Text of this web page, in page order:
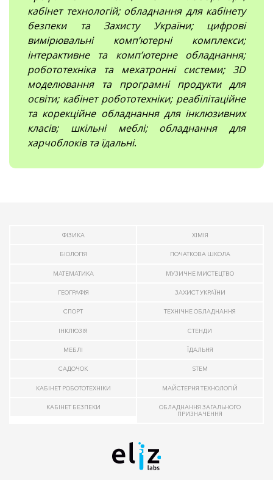
кабінет технологій; обладнання для кабінету
безпеки та Захисту України; цифрові
вимірювальні компʼютерні комплекси;
інтерактивне та комп’ютерне обладнання;
робототехніка та мехатронні системи; 3D
моделювання та програмні продукти для
освіти; кабінет робототехніки; реабілітаційне
та корекційне обладнання для інклюзивних
класів; шкільні меблі; обладнання для
харчоблоків та їдальні.
ФІЗИКА ХІМІЯ
БІОЛОГІЯ ПОЧАТКОВА ШКОЛА
МАТЕМАТИКА МУЗИЧНЕ МИСТЕЦТВО
ГЕОГРАФІЯ ЗАХИСТ УКРАЇНИ
СПОРТ ТЕХНІЧНЕ ОБЛАДНАННЯ
ІНКЛЮЗІЯ СТЕНДИ
МЕБЛІ ЇДАЛЬНЯ
САДОЧОК STEM
КАБІНЕТ РОБОТОТЕХНІКИ МАЙСТЕРНЯ ТЕХНОЛОГІЙ
КАБІНЕТ БЕЗПЕКИ
ОБЛАДНАННЯ ЗАГАЛЬНОГО
ПРИЗНАЧЕННЯ